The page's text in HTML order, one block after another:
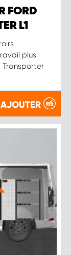
FORD
L1
plus
Transporter
AJOUTER